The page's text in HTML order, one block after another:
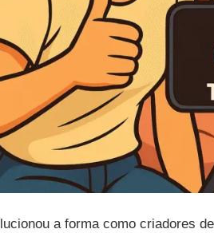
a forma como criadores